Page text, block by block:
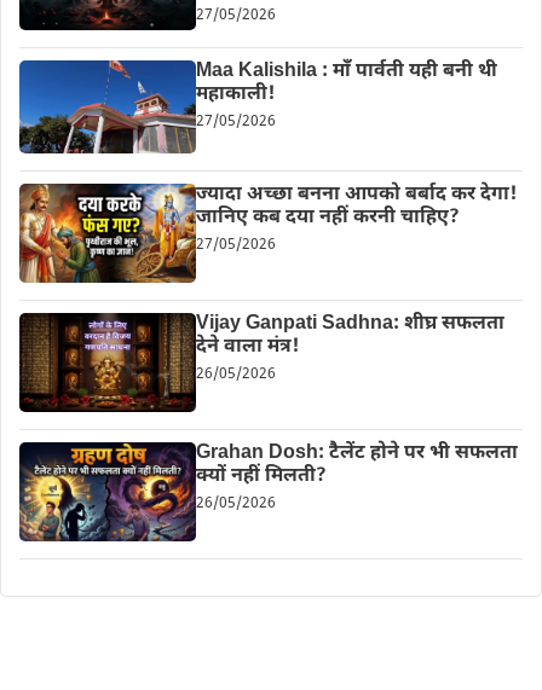
27/05/2026
Maa Kalishila : माँ पार्वती यही बनी थी
महाकाली!
27/05/2026
ज्यादा अच्छा बनना आपको बर्बाद कर देगा!
जानिए कब दया नहीं करनी चाहिए?
27/05/2026
Vijay Ganpati Sadhna: शीघ्र सफलता
देने वाला मंत्र!
26/05/2026
Grahan Dosh: टैलेंट होने पर भी सफलता
क्यों नहीं मिलती?
26/05/2026